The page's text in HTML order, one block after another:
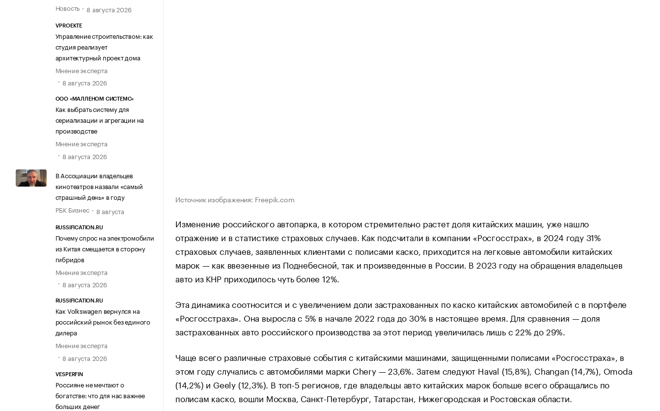
Новость
8 августа 2026
VPROEKTE
Управление строительством: как
студия реализует
архитектурный проект дома
Мнение эксперта
8 августа 2026
ООО «МАЛЛЕНОМ СИСТЕМС»
Как выбрать систему для
сериализации и агрегации на
производстве
Мнение эксперта
8 августа 2026
В Ассоциации владельцев
кинотеатров назвали «самый
страшный день» в году
РБК Бизнес
8 августа
RUSSIFICATION.RU
Почему спрос на электромобили
из Китая смещается в сторону
гибридов
Мнение эксперта
8 августа 2026
RUSSIFICATION.RU
Как Volkswagen вернулся на
российский рынок без единого
дилера
Мнение эксперта
8 августа 2026
VESPERFIN
Россияне не мечтают о
богатстве: что для нас важнее
больших денег
Источник изображения: Freepik.com
Изменение российского автопарка, в котором стремительно растет доля китайских машин, уже нашло
отражение и в статистике страховых случаев. Как подсчитали в компании «Росгосстрах», в 2024 году 31%
страховых случаев, заявленных клиентами с полисами каско, приходится на легковые автомобили китайских
марок — как ввезенные из Поднебесной, так и произведенные в России. В 2023 году на обращения владельцев
авто из КНР приходилось чуть более 12%.
Эта динамика соотносится и с увеличением доли застрахованных по каско китайских автомобилей с в портфеле
«Росгосстраха». Она выросла с 5% в начале 2022 года до 30% в настоящее время. Для сравнения — доля
застрахованных авто российского производства за этот период увеличилась лишь с 22% до 29%.
Чаще всего различные страховые события с китайскими машинами, защищенными полисами «Росгосстраха», в
этом году случались с автомобилями марки Chery — 23,6%. Затем следуют Haval (15,8%), Changan (14,7%), Omoda
(14,2%) и Geely (12,3%). В топ-5 регионов, где владельцы авто китайских марок больше всего обращались по
полисам каско, вошли Москва, Санкт-Петербург, Татарстан, Нижегородская и Ростовская области.